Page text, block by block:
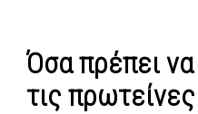
Όσα πρέπει
τις πρωτείνες